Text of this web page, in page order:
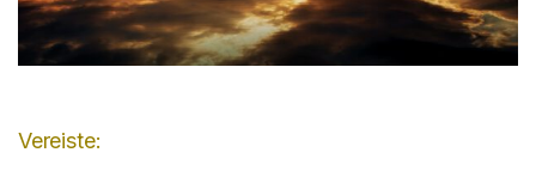
Vereiste: